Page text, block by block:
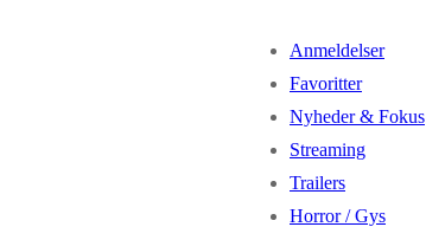
Anmeldelser
Favoritter
Nyheder & Fokus
Streaming
Trailers
Horror / Gys